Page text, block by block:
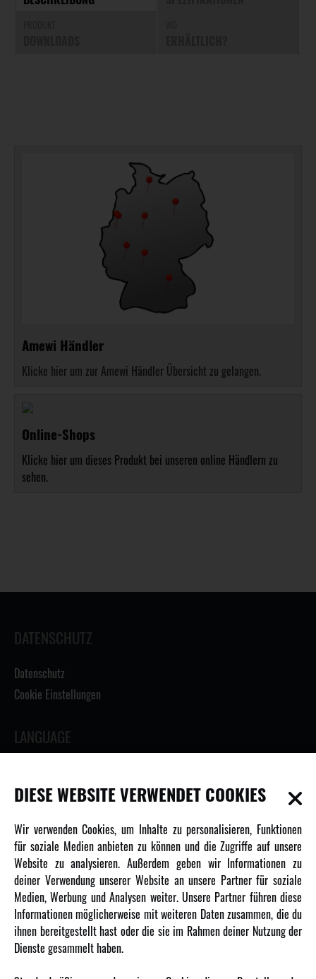
Amewi Händler
Klicke hier um zur Amewi Händler Übersicht zu gelangen.
Online-Shops
Klicke hier um dieses Produkt bei unseren online Händlern zu
sehen.
DATENSCHUTZ
Datenschutz
Cookie Einstellungen
LANGUAGE
INFORMATIONEN
Newsletter
Über uns
Karriere
Amewi Kataloge
DIESE WEBSITE VERWENDET COOKIES
Wir verwenden Cookies, um Inhalte zu personalisieren, Funktionen
für soziale Medien anbieten zu können und die Zugriffe auf unsere
Website zu analysieren. Außerdem geben wir Informationen zu
deiner Verwendung unserer Website an unsere Partner für soziale
Medien, Werbung und Analysen weiter. Unsere Partner führen diese
Informationen möglicherweise mit weiteren Daten zusammen, die du
ihnen bereitgestellt hast oder die sie im Rahmen deiner Nutzung der
Dienste gesammelt haben.